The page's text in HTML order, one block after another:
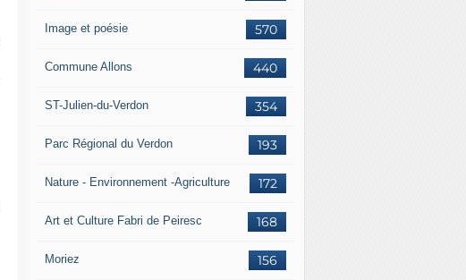
570
Image et poésie
440
Commune Allons
354
ST-Julien-du-Verdon
193
Parc Régional du Verdon
172
Nature - Environnement -Agriculture
168
Art et Culture Fabri de Peiresc
156
Moriez